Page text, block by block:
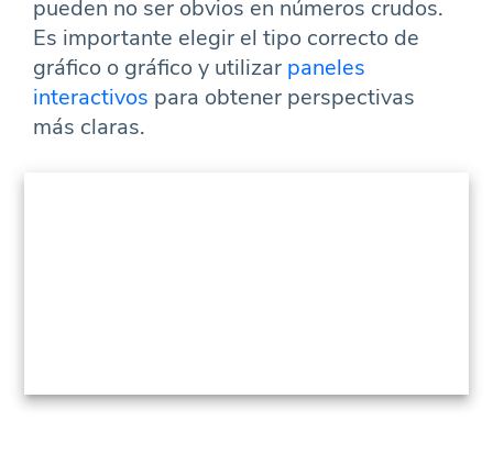
pueden no ser obvios en números crudos.
Es importante elegir el tipo correcto de
gráfico o gráfico y utilizar paneles
interactivos para obtener perspectivas
más claras.